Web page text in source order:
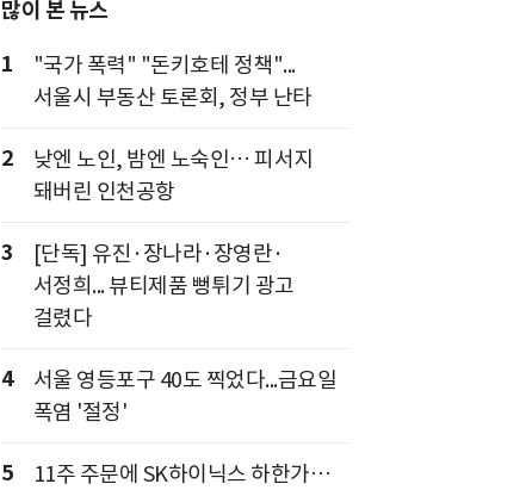
많이 본 뉴스
1
"국가 폭력" "돈키호테 정책"...
서울시 부동산 토론회, 정부 난타
2
낮엔 노인, 밤엔 노숙인… 피서지
돼버린 인천공항
3
[단독] 유진·장나라·장영란·
서정희... 뷰티제품 뻥튀기 광고
걸렸다
4
서울 영등포구 40도 찍었다...금요일
폭염 '절정'
5
11주 주문에 SK하이닉스 하한가…